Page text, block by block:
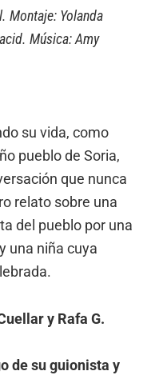
Montaje: Yolanda
Música: Amy
su vida, como
pueblo de Soria,
que nunca
relato sobre una
del pueblo por una
una niña cuya
y Rafa G.
de su guionista y